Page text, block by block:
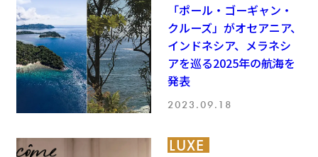
「ポール・ゴーギャン・
クルーズ」がオセアニア、
インドネシア、メラネシ
アを巡る2025年の航海を
発表
2023.09.18
LUXE